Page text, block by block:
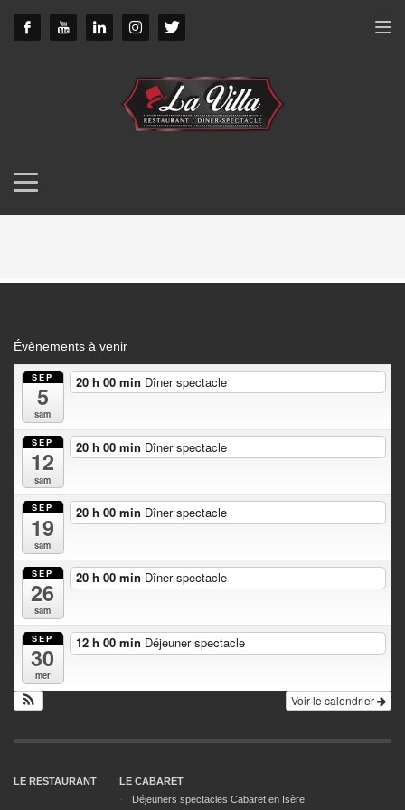
Évènements à venir
SEP
5
sam
20 h 00 min Dîner spectacle
SEP
12
sam
20 h 00 min Dîner spectacle
SEP
19
sam
20 h 00 min Dîner spectacle
SEP
26
sam
20 h 00 min Dîner spectacle
SEP
30
mer
12 h 00 min Déjeuner spectacle
Voir le calendrier
LE RESTAURANT
LE CABARET
Déjeuners spectacles Cabaret en Isère